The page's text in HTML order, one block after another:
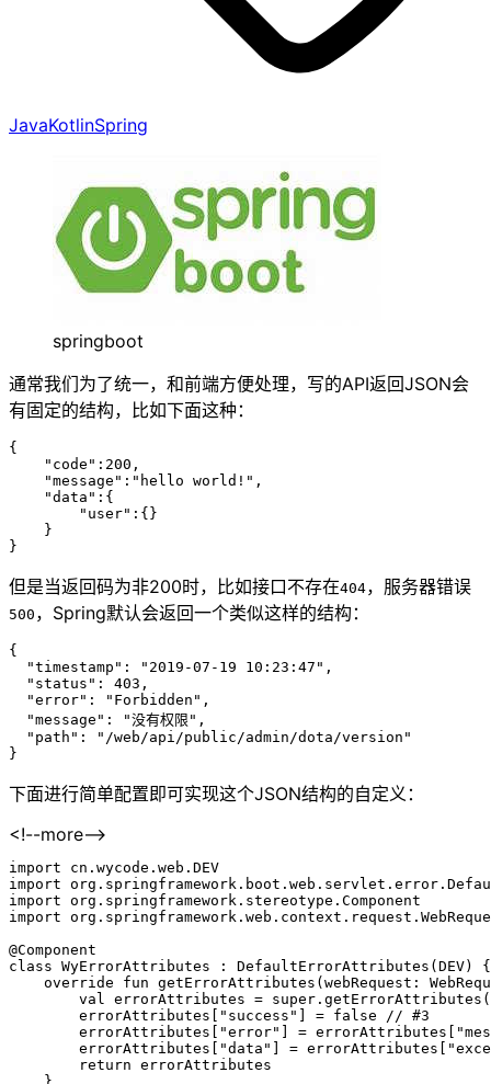
JavaKotlinSpring
springboot
通常我们为了统一，和前端方便处理，写的API返回JSON会
有固定的结构，比如下面这种：
{
    "
code " : 200 ,
    "
message " : " hello world! " ,
    "
data " :{
        "
user" :{}
    }
}
但是当返回码为非200时，比如接口不存在404，服务器错误
500 ，Spring默认会返回一个类似这样的结构：
{
  "
timestamp " : " 2019-07-19 10:23:47 " ,
  "
status " : 403 ,
  "
error" : " Forbidden " ,
  "
message " : "没有权限 " ,
  "
path " : " /web/api/public/admin/dota/version "
}
下面进行简单配置即可实现这个JSON结构的自定义：
<!--more-->
import cn.wycode.web.DEV
import
import org.springframework.stereotype.Component
import
@Component
class WyErrorAttributes : DefaultErrorAttributes ( DEV)
    override
fun getErrorAttributes (webRequest:
        val
errorAttributes = super . getErrorAttributes
        errorAttributes[
"success" = false // #3
        errorAttributes[
"error" = errorAttributes[
        errorAttributes[
"data" = errorAttributes[
        return
errorAttributes